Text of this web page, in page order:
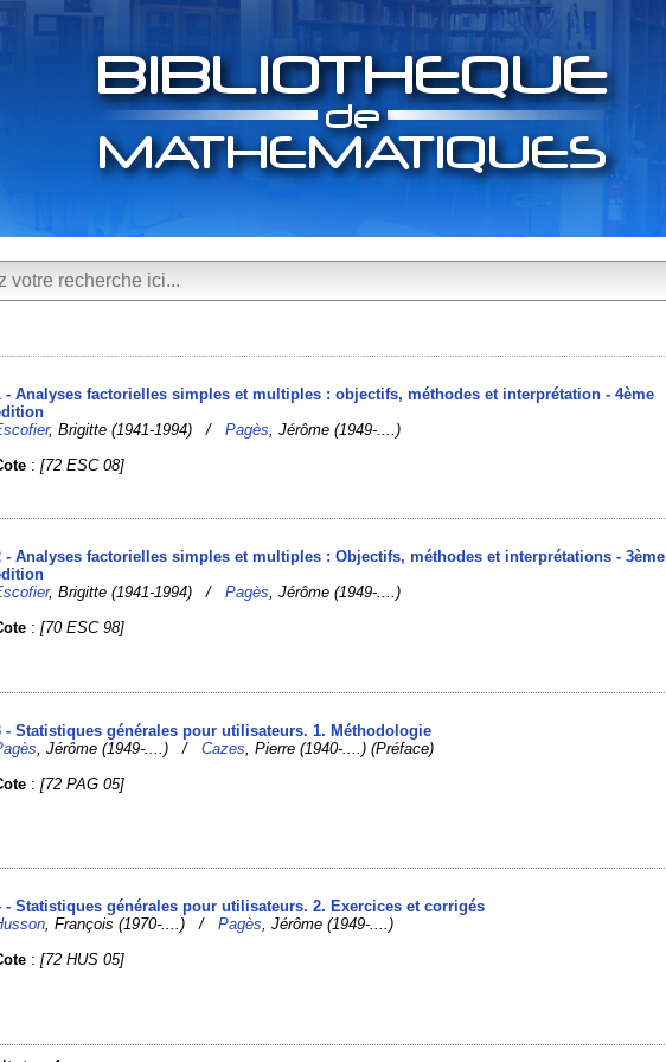
- Analyses factorielles simples et multiples : objectifs, méthodes et interprétation - 4ème
, Brigitte (1941-1994) /Pagès , Jérôme (1949-....)
:[72 ESC 08]
- Analyses factorielles simples et multiples : Objectifs, méthodes et interprétations - 3ème
, Brigitte (1941-1994) /Pagès, Jérôme (1949-....)
:[70 ESC 98]
- Statistiques générales pour utilisateurs. 1. Méthodologie
, Jérôme (1949-....) /Cazes , Pierre (1940-....) (Préface)
:[72 PAG 05]
- Statistiques générales pour utilisateurs. 2. Exercices et corrigés
, François (1970-....) /Pagès , Jérôme (1949-....)
:[72 HUS 05]